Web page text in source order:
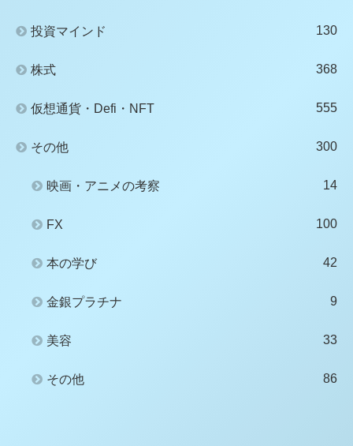
投資マインド 130
株式 368
仮想通貨・Defi・NFT 555
その他 300
映画・アニメの考察 14
FX 100
本の学び 42
金銀プラチナ 9
美容 33
その他 86